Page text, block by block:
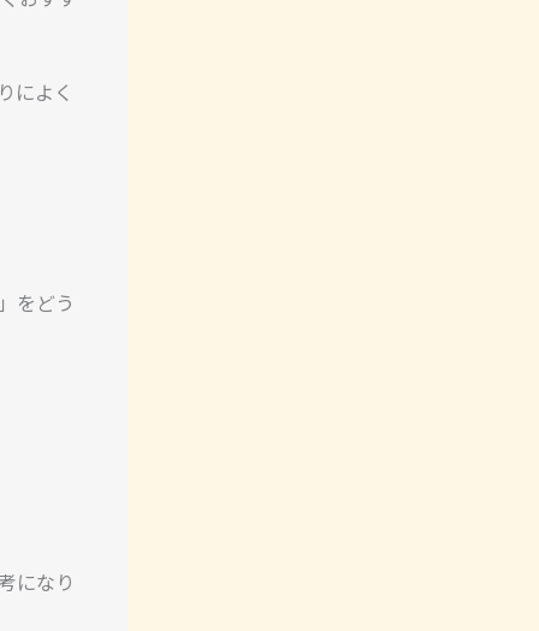
によく
をどう
になり